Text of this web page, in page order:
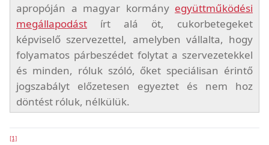
apropóján a magyar kormány együttműködési
megállapodást írt alá öt, cukorbetegeket
képviselő szervezettel, amelyben vállalta, hogy
folyamatos párbeszédet folytat a szervezetekkel
és minden, róluk szóló, őket speciálisan érintő
jogszabályt előzetesen egyeztet és nem hoz
döntést róluk, nélkülük.
[1]